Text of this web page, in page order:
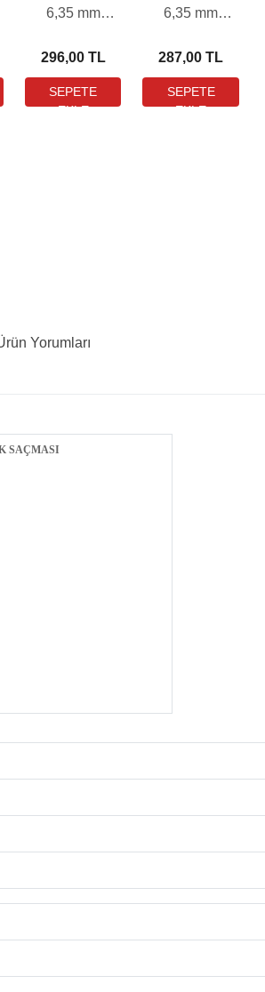
6,35 mm
Saçması (50
Grain - 100
Adet)
296,00 TL
6,35 mm
Saçması (46
Grain - 100
Adet)
287,00 TL
Yorumları
SAÇMASI